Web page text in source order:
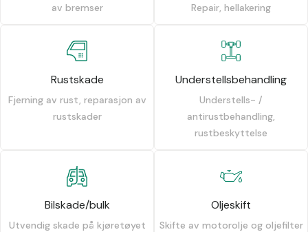
av bremser
Repair, hellakering
Rustskade
Fjerning av rust, reparasjon av
rustskader
Understellsbehandling
Understells- /
antirustbehandling,
rustbeskyttelse
Bilskade/bulk
Utvendig skade på kjøretøyet
Oljeskift
Skifte av motorolje og oljefilter